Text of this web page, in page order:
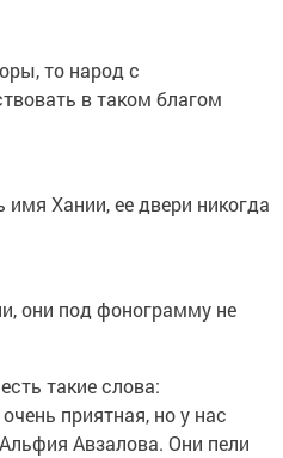
то народ с
в таком благом
имя Хании, ее двери никогда
они под фонограмму не
такие слова:
приятная, но у нас
Авзалова. Они пели